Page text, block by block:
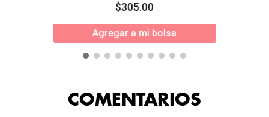
$305.00
Agregar a mi bolsa
COMENTARIOS